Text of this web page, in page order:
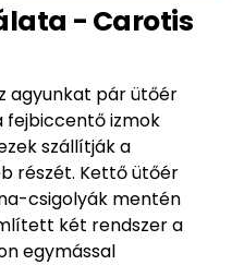
- Carotis
agyunkat pár ütőér
fejbiccentő izmok
szállítják a
részét. Kettő ütőér
csigolyák mentén
két rendszer a
egymással